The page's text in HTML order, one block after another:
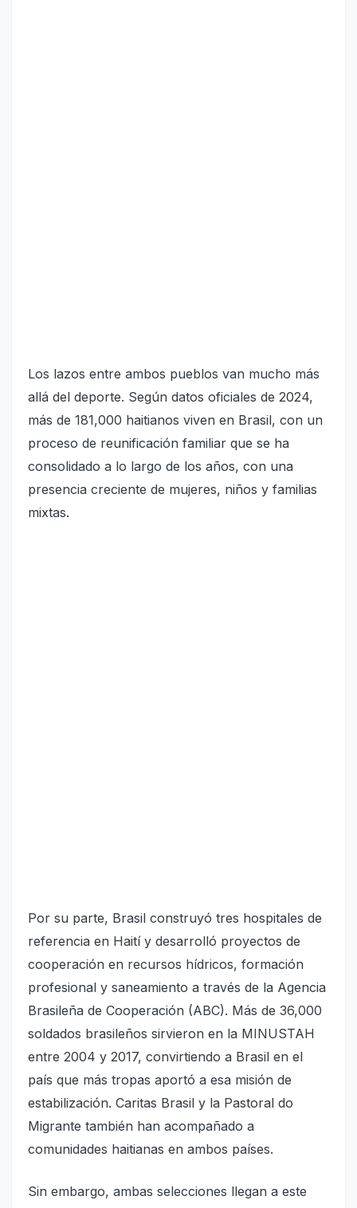
Los lazos entre ambos pueblos van mucho más
allá del deporte. Según datos oficiales de 2024,
más de 181,000 haitianos viven en Brasil, con un
proceso de reunificación familiar que se ha
consolidado a lo largo de los años, con una
presencia creciente de mujeres, niños y familias
mixtas.
Por su parte, Brasil construyó tres hospitales de
referencia en Haití y desarrolló proyectos de
cooperación en recursos hídricos, formación
profesional y saneamiento a través de la Agencia
Brasileña de Cooperación (ABC). Más de 36,000
soldados brasileños sirvieron en la MINUSTAH
entre 2004 y 2017, convirtiendo a Brasil en el
país que más tropas aportó a esa misión de
estabilización. Caritas Brasil y la Pastoral do
Migrante también han acompañado a
comunidades haitianas en ambos países.
Sin embargo, ambas selecciones llegan a este